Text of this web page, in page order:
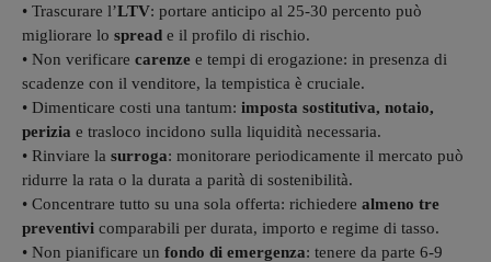
• Trascurare l’LTV: portare anticipo al 25-30 percento può
migliorare lo spread e il profilo di rischio.
• Non verificare carenze e tempi di erogazione: in presenza di
scadenze con il venditore, la tempistica è cruciale.
• Dimenticare costi una tantum: imposta sostitutiva, notaio,
perizia e trasloco incidono sulla liquidità necessaria.
• Rinviare la surroga: monitorare periodicamente il mercato può
ridurre la rata o la durata a parità di sostenibilità.
• Concentrare tutto su una sola offerta: richiedere almeno tre
preventivi comparabili per durata, importo e regime di tasso.
• Non pianificare un fondo di emergenza: tenere da parte 6-9